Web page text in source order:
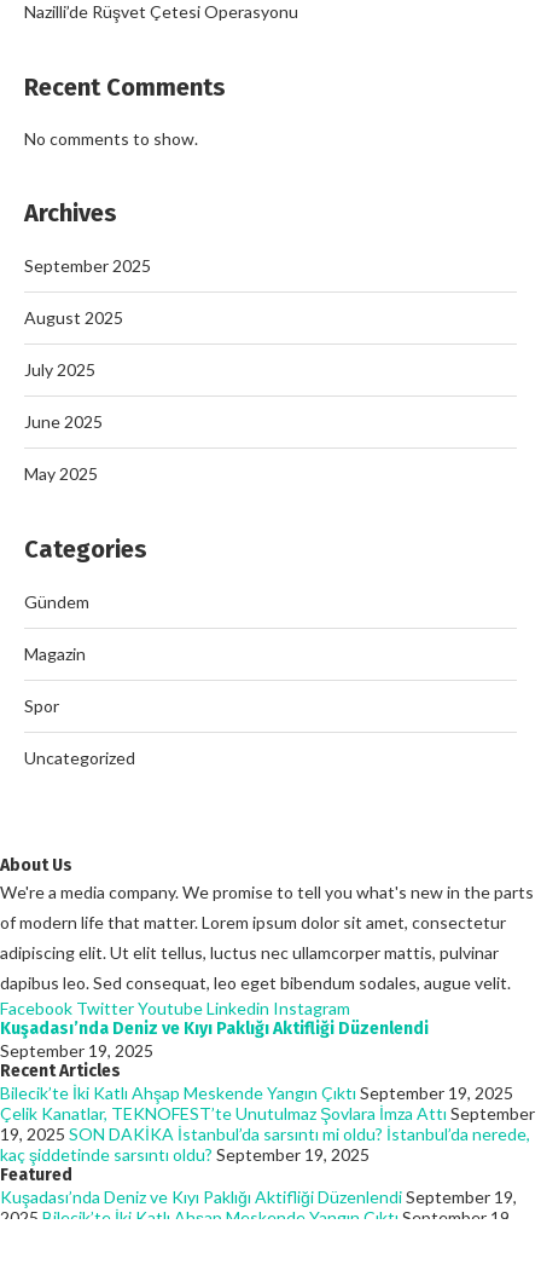
Nazilli’de Rüşvet Çetesi Operasyonu
Recent Comments
No comments to show.
Archives
September 2025
August 2025
July 2025
June 2025
May 2025
Categories
Gündem
Magazin
Spor
Uncategorized
About Us
We're a media company. We promise to tell you what's new in the parts
of modern life that matter. Lorem ipsum dolor sit amet, consectetur
adipiscing elit. Ut elit tellus, luctus nec ullamcorper mattis, pulvinar
dapibus leo. Sed consequat, leo eget bibendum sodales, augue velit.
Facebook TwitterYoutubeLinkedin Instagram
Kuşadası’nda Deniz ve Kıyı Paklığı Aktifliği Düzenlendi
September 19, 2025
Recent Articles
Bilecik’te İki Katlı Ahşap Meskende Yangın Çıktı September 19, 2025
Çelik Kanatlar, TEKNOFEST’te Unutulmaz Şovlara İmza Attı September
19, 2025 SON DAKİKA İstanbul’da sarsıntı mi oldu? İstanbul’da nerede,
kaç şiddetinde sarsıntı oldu? September 19, 2025
Featured
Kuşadası’nda Deniz ve Kıyı Paklığı Aktifliği DüzenlendiSeptember 19,
2025 Bilecik’te İki Katlı Ahşap Meskende Yangın Çıktı September 19,